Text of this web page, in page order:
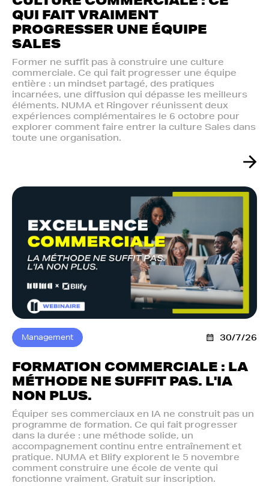
QUI FAIT VRAIMENT
PROGRESSER UNE ÉQUIPE
SALES
Former ne suffit pas à construire une culture
commerciale. Ce qui fait progresser une équipe
entière : un mindset partagé, des pratiques
incarnées, une diffusion qui dépasse les meilleurs
éléments. NUMA et Ringover réunissent deux
expériences complémentaires le 6 octobre pour
explorer comment faire entrer la culture Sales dans
toute une organisation.
Management 30/7/26
FORMATION COMMERCIALE : LA
MÉTHODE NE SUFFIT PAS. L'IA
NON PLUS.‍
Équiper ses commerciaux en IA ne construit pas un
programme de formation. Ce qui fait progresser
dans la durée : une méthode solide, un
accompagnement continu entre entraînement et
pratique. NUMA et Blify explorent le 5 novembre
comment construire une école de vente qui
fonctionne vraiment. Gratuit sur inscription.